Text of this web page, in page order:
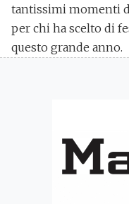
tantissimi momenti
per chi ha scelto di
questo grande anno.